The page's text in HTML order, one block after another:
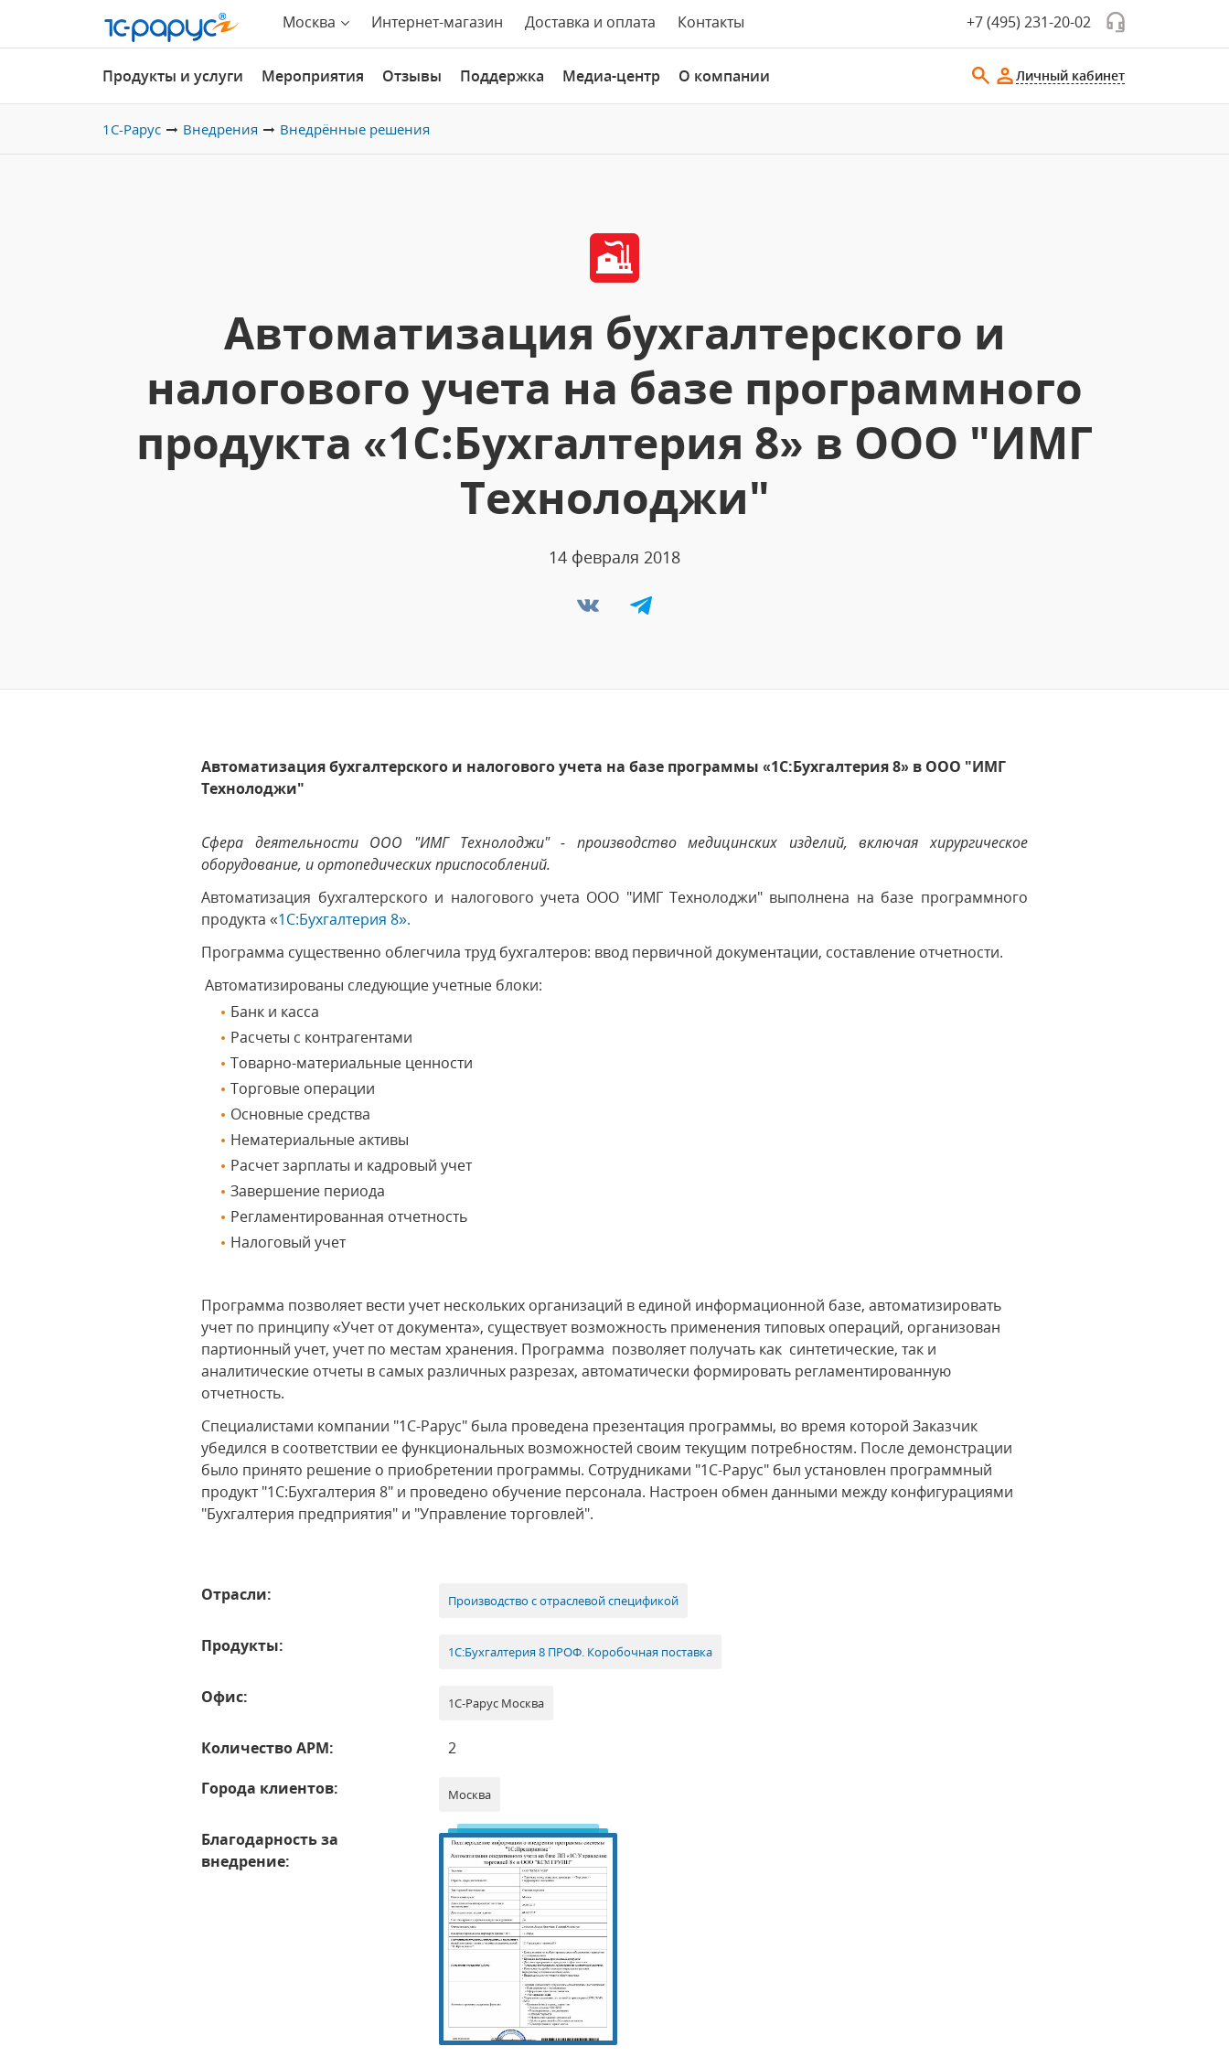
Москва Интернет-магазин Доставка и оплата Контакты +7 (495) 231-20-02
Продукты и услуги Мероприятия Отзывы Поддержка Медиа-центр О компании Личный кабинет
1С-Рарус Внедрения Внедрённые решения
Автоматизация бухгалтерского и
налогового учета на базе программного
продукта «1С:Бухгалтерия 8» в ООО "ИМГ
Технолоджи"
14 февраля 2018
Автоматизация бухгалтерского и налогового учета на базе программы «1С:Бухгалтерия 8» в ООО "ИМГ
Технолоджи"
Сфера деятельности ООО "ИМГ Технолоджи" - производство медицинских изделий, включая хирургическое
оборудование, и ортопедических приспособлений.
Автоматизация бухгалтерского и налогового учета ООО "ИМГ Технолоджи" выполнена на базе программного
продукта «1С:Бухгалтерия 8».
Программа существенно облегчила труд бухгалтеров: ввод первичной документации, составление отчетности.
Автоматизированы следующие учетные блоки:
Банк и касса
Расчеты с контрагентами
Товарно-материальные ценности
Торговые операции
Основные средства
Нематериальные активы
Расчет зарплаты и кадровый учет
Завершение периода
Регламентированная отчетность
Налоговый учет
Программа позволяет вести учет нескольких организаций в единой информационной базе, автоматизировать
учет по принципу «Учет от документа», существует возможность применения типовых операций, организован
партионный учет, учет по местам хранения. Программа позволяет получать как синтетические, так и
аналитические отчеты в самых различных разрезах, автоматически формировать регламентированную
отчетность.
Специалистами компании "1С-Рарус" была проведена презентация программы, во время которой Заказчик
убедился в соответствии ее функциональных возможностей своим текущим потребностям. После демонстрации
было принято решение о приобретении программы. Сотрудниками "1С-Рарус" был установлен программный
продукт "1С:Бухгалтерия 8" и проведено обучение персонала. Настроен обмен данными между конфигурациями
"Бухгалтерия предприятия" и "Управление торговлей".
Отрасли: Производство с отраслевой спецификой
Продукты: 1С:Бухгалтерия 8 ПРОФ. Коробочная поставка
Офис: 1С-Рарус Москва
Количество АРМ:
2
Города клиентов:
Москва
Благодарность за
внедрение: